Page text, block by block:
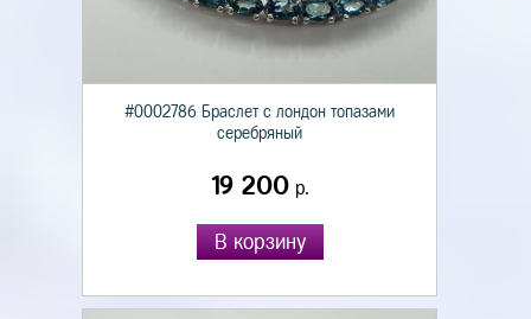
#0002786 Браслет с лондон топазами
серебряный
19 200р.
В корзину